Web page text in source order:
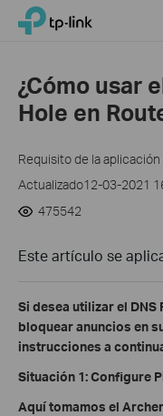
Click
navigation
TP-Link, Reliably Smart
¿Cómo usar
Hole en
Requisito de la
Actualizado12-03-2021
475542
Este artículo se
Si desea utilizar el DNS
bloquear anuncios en
instrucciones a
Situación 1: Configure
Aquí tomamos el